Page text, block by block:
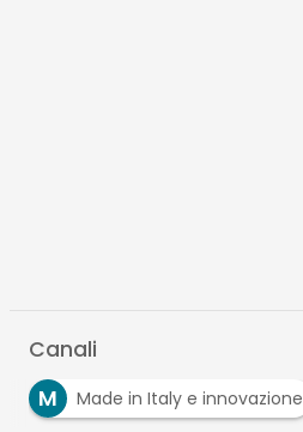
Canali
M
Made in Italy e innovazione